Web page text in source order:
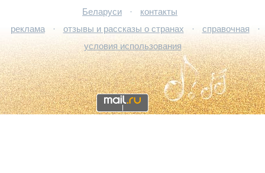
Беларуси
·
контакты
реклама
· отзывы и рассказы о странах · справочная
·
условия использования